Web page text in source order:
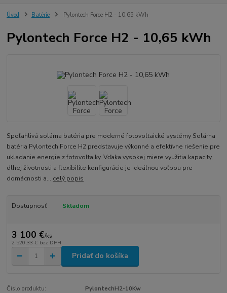
Úvod Batérie Pylontech Force H2 - 10,65 kWh
Pylontech Force H2 - 10,65 kWh
Spoľahlivá solárna batéria pre moderné fotovoltaické systémy Solárna
batéria Pylontech Force H2 predstavuje výkonné a efektívne riešenie pre
ukladanie energie z fotovoltaiky. Vďaka vysokej miere využitia kapacity,
dlhej životnosti a flexibilite konfigurácie je ideálnou voľbou pre
domácnosti a... celý popis
Dostupnosť Skladom
3 100 €/ks
2 520,33 € bez DPH
Pridať do košíka
Číslo produktu: PylontechH2-10Kw